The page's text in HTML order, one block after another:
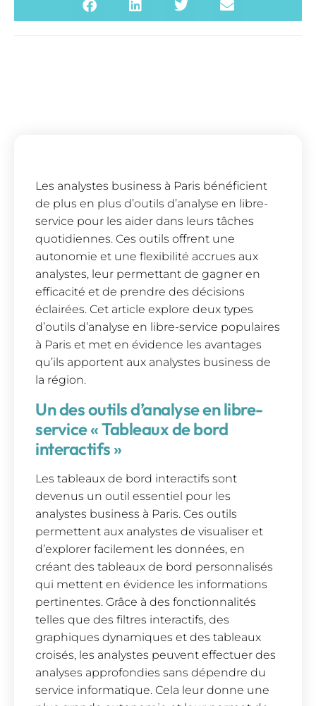
Les analystes business à Paris bénéficient
de plus en plus d’outils d’analyse en libre-
service pour les aider dans leurs tâches
quotidiennes. Ces outils offrent une
autonomie et une flexibilité accrues aux
analystes, leur permettant de gagner en
efficacité et de prendre des décisions
éclairées. Cet article explore deux types
d’outils d’analyse en libre-service populaires
à Paris et met en évidence les avantages
qu’ils apportent aux analystes business de
la région.
Un des outils d’analyse en libre-
service « Tableaux de bord
interactifs »
Les tableaux de bord interactifs sont
devenus un outil essentiel pour les
analystes business à Paris. Ces outils
permettent aux analystes de visualiser et
d’explorer facilement les données, en
créant des tableaux de bord personnalisés
qui mettent en évidence les informations
pertinentes. Grâce à des fonctionnalités
telles que des filtres interactifs, des
graphiques dynamiques et des tableaux
croisés, les analystes peuvent effectuer des
analyses approfondies sans dépendre du
service informatique. Cela leur donne une